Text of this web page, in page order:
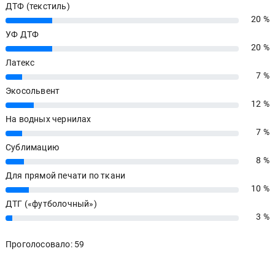
ДТФ (текстиль)
20%
20 %
УФ ДТФ
20%
20 %
Латекс
7%
7 %
Экосольвент
12%
12 %
На водных чернилах
7%
7 %
Сублимацию
8%
8 %
Для прямой печати по ткани
10%
10 %
ДТГ («футболочный»)
3% 3 %
Проголосовало: 59